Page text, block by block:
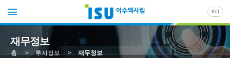
KO
재무정보
홈 > 투자정보 > 재무정보